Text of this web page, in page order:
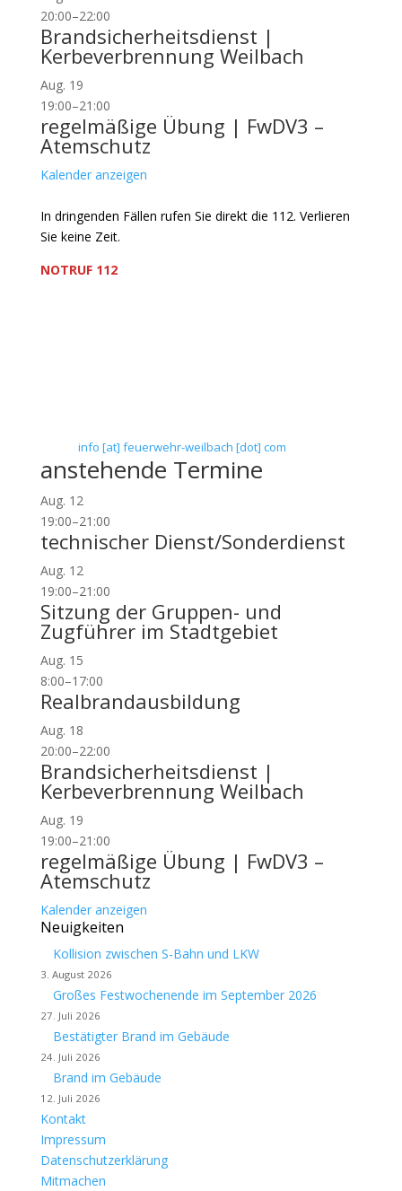
20:00–22:00
Brandsicherheitsdienst |
Kerbeverbrennung Weilbach
Aug. 19
19:00–21:00
regelmäßige Übung | FwDV3 –
Atemschutz
Kalender anzeigen
In dringenden Fällen rufen Sie direkt die 112. Verlieren
Sie keine Zeit.
NOTRUF 112
info [at] feuerwehr-weilbach [dot] com
anstehende Termine
Aug. 12
19:00–21:00
technischer Dienst/Sonderdienst
Aug. 12
19:00–21:00
Sitzung der Gruppen- und
Zugführer im Stadtgebiet
Aug. 15
8:00–17:00
Realbrandausbildung
Aug. 18
20:00–22:00
Brandsicherheitsdienst |
Kerbeverbrennung Weilbach
Aug. 19
19:00–21:00
regelmäßige Übung | FwDV3 –
Atemschutz
Kalender anzeigen
Neuigkeiten
Kollision zwischen S-Bahn und LKW
3. August 2026
Großes Festwochenende im September 2026
27. Juli 2026
Bestätigter Brand im Gebäude
24. Juli 2026
Brand im Gebäude
12. Juli 2026
Kontakt
Impressum
Datenschutzerklärung
Mitmachen